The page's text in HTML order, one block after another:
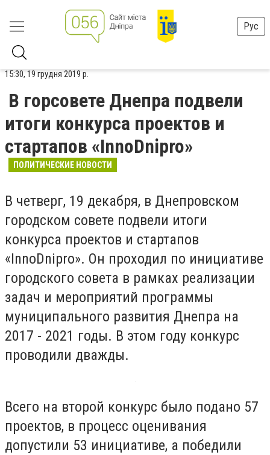
Рус
15:30, 19 грудня 2019 р.
В горсовете Днепра подвели
итоги конкурса проектов и
стартапов «InnoDnipro»
ПОЛИТИЧЕСКИЕ НОВОСТИ
В четверг, 19 декабря, в Днепровском
городском совете подвели итоги
конкурса проектов и стартапов
«InnoDnipro». Он проходил по инициативе
городского совета в рамках реализации
задач и мероприятий программы
муниципального развития Днепра на
2017 - 2021 годы. В этом году конкурс
проводили дважды.
Всего на второй конкурс было подано 57
проектов, в процесс оценивания
допустили 53 инициативе, а победили